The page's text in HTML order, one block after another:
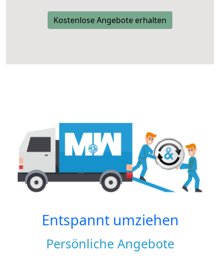
Kostenlose Angebote erhalten
Entspannt umziehen
Persönliche Angebote